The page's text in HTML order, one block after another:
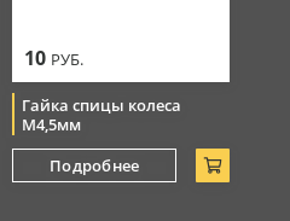
10 РУБ.
Гайка спицы колеса
М4,5мм
Подробнее